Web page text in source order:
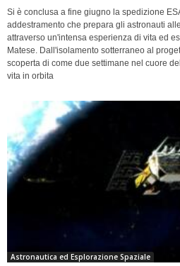
Si è conclusa a fine giugno la spedizione
addestramento che prepara gli astronauti
attraverso un'intensa esperienza di vita ed
Matese. Dall'isolamento sotterraneo al
scoperta di come due settimane nel cuore
vita in orbita
Astronautica ed Esplorazione Spaziale